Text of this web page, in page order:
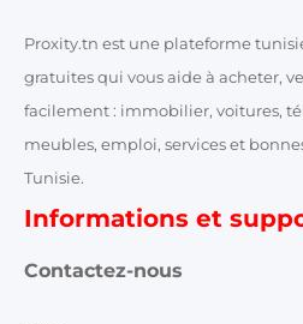
Proxity.tn est une plateforme
gratuites qui vous aide à acheter,
facilement : immobilier, voitures,
meubles, emploi, services et
Tunisie.
Informations et
Contactez-nous